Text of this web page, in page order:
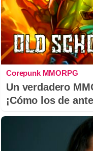
Corepunk MMORPG
Un verdadero
¡Cómo los de